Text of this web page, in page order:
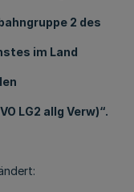
2 des
im Land
LG2 allg Verw)“.